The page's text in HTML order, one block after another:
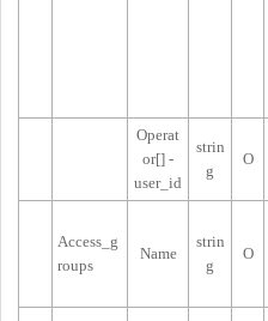
Operat
or[] -
user_id
strin
g
O
Access_g
roups
Name
strin
g
O